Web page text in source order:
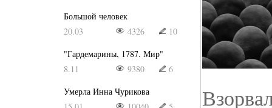
Большой человек
20.03
4326
10
"Гардемарины, 1787. Мир"
8.11
9380
6
Умерла Инна Чурикова